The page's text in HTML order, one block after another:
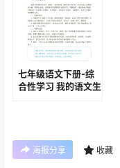
七年级语文下册-综
合性学习 我的语文生
海报分享 收藏